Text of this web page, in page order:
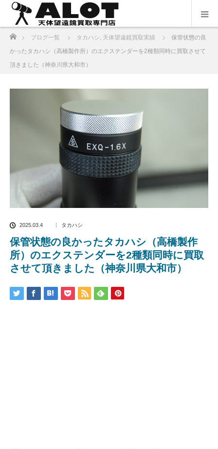
ブログ一覧 タカハシ, 天体望遠鏡買取実績
保管状態の良
かったタカハシ（高橋製作所）のエクステンダーを2種類同時に買取させて
頂きました（神奈川県大和市）
2025.03.4 タカハシ
保管状態の良かったタカハシ（高橋製作
所）のエクステンダーを2種類同時に買取
させて頂きました（神奈川県大和市）